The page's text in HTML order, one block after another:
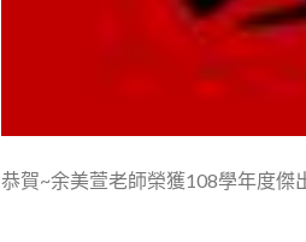
恭賀~余美萱老師榮獲108學年度傑